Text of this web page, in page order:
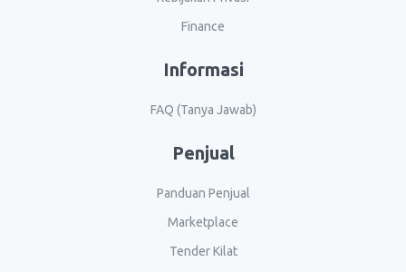
Finance
Informasi
FAQ (Tanya Jawab)
Penjual
Panduan Penjual
Marketplace
Tender Kilat